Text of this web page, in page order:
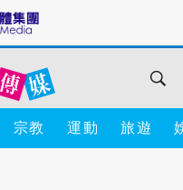
宗教 運動 旅遊